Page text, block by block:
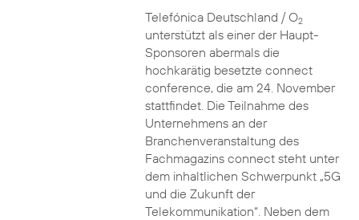
Telefónica Deutschland / O2
unterstützt als einer der Haupt-
Sponsoren abermals die
hochkarätig besetzte connect
conference, die am 24. November
stattfindet. Die Teilnahme des
Unternehmens an der
Branchenveranstaltung des
Fachmagazins connect steht unter
dem inhaltlichen Schwerpunkt „5G
und die Zukunft der
Telekommunikation“. Neben dem